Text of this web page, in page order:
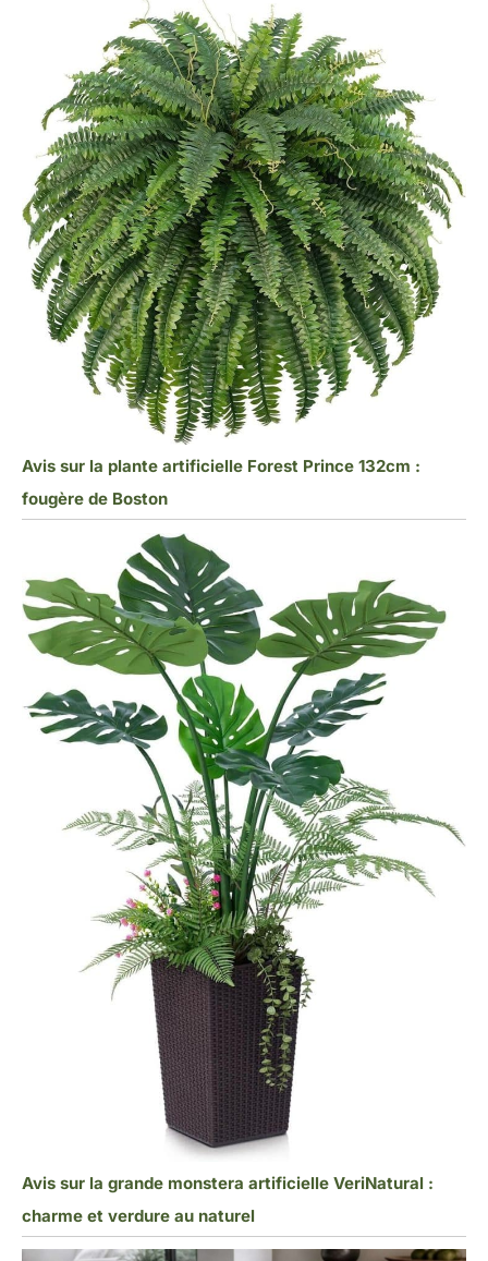
Avis sur la plante artificielle Forest Prince 132cm :
fougère de Boston
Avis sur la grande monstera artificielle VeriNatural :
charme et verdure au naturel